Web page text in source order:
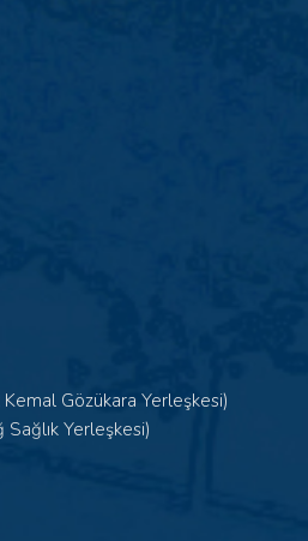
Gözükara Yerleşkesi)
Yerleşkesi)